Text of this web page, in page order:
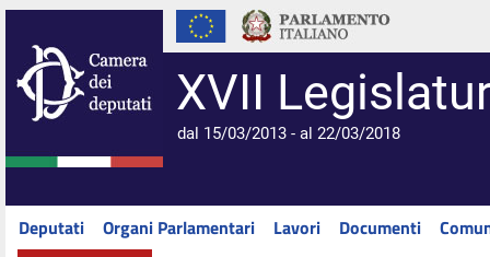
XVII
dal 15/03/2013 - al 22/03/2018
Deputati Organi Parlamentari Lavori Documenti